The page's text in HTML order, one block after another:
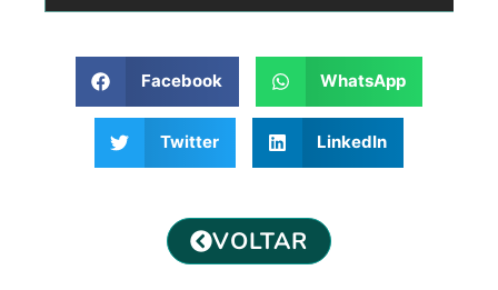
Facebook WhatsApp
Twitter LinkedIn
VOLTAR